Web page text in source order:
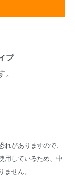
プ
がありますので、
用しているため、中
せん。